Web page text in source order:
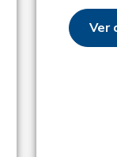
Ver